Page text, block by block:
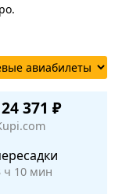
371 ₽
ч 10 мин